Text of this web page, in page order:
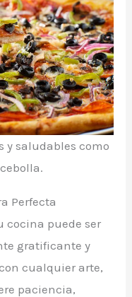
y saludables como
Perfecta
cocina puede ser
gratificante y
cualquier arte,
paciencia,